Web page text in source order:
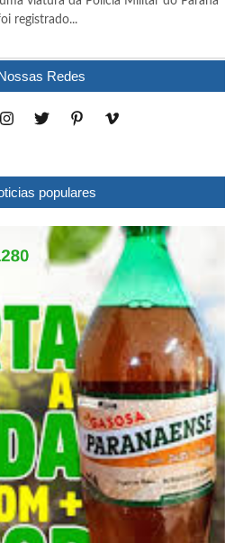
registrado...
Redes
populares